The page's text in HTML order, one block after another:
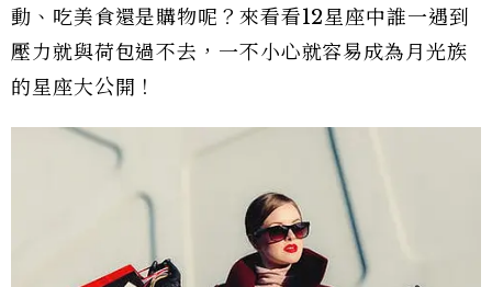
動、吃美食還是購物呢？來看看12星座中誰一遇到
壓力就與荷包過不去，一不小心就容易成為月光族
的星座大公開！